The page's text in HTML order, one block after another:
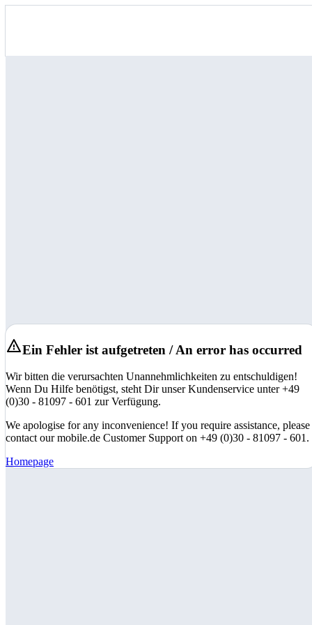
Ein Fehler ist aufgetreten / An error has occurred
Wir bitten die verursachten Unannehmlichkeiten zu entschuldigen!
Wenn Du Hilfe benötigst, steht Dir unser Kundenservice unter +49
(0)30 - 81097 - 601 zur Verfügung.
We apologise for any inconvenience! If you require assistance, please
contact our mobile.de Customer Support on +49 (0)30 - 81097 - 601.
Homepage